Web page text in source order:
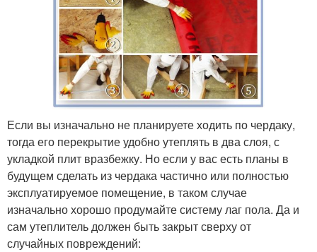
Если вы изначально не планируете ходить по чердаку,
тогда его перекрытие удобно утеплять в два слоя, с
укладкой плит вразбежку. Но если у вас есть планы в
будущем сделать из чердака частично или полностью
эксплуатируемое помещение, в таком случае
изначально хорошо продумайте систему лаг пола. Да и
сам утеплитель должен быть закрыт сверху от
случайных повреждений: